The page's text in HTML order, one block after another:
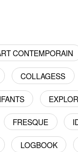
CONTEMPORAIN
COLLAGESS
FRESQUE
LOGBOOK